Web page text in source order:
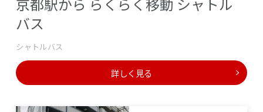
バス
シャトルバス
詳しく見る